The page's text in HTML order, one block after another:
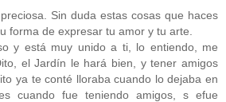
Sin duda estas cosas que haces
forma de expresar tu amor y tu arte.
y está muy unido a ti, lo entiendo, me
el Jardín le hará bien, y tener amigos
ya te conté lloraba cuando lo dejaba en
cuando fue teniendo amigos, s efue